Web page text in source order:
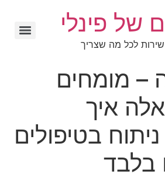
של פינלי
שירות לכל מה שצריך
– מומחים
איך
בטיפולים
בלבד